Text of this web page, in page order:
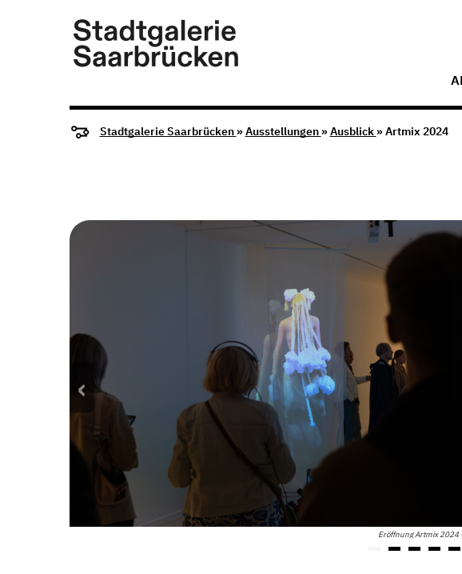
Stadtgalerie Saarbrücken »Ausstellungen »Ausblick » Artmix 2024
Eröffnung Artmix 2024
‹